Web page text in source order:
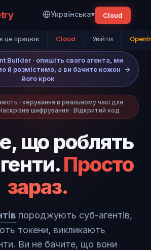
Українська▾ Cloud
це працює Cloud Увійти
Builder · опишіть свого агента, ми
й розмістимо, а ви бачите кожен
його крок
→
і керування в реальному часі для
шифрування · Відкритий код
що роблять
Просто
зараз.
породжують суб-агентів,
токени, викликають
Ви не бачите, що вони